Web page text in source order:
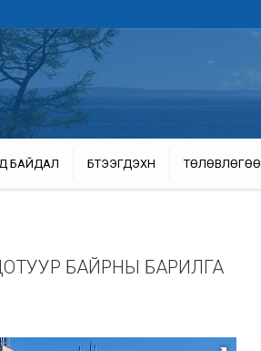
БАЙДАЛ БҮТЭЭГДЭХҮҮН ТӨЛӨВЛӨГӨӨ
БАЙРНЫ БАРИЛГА